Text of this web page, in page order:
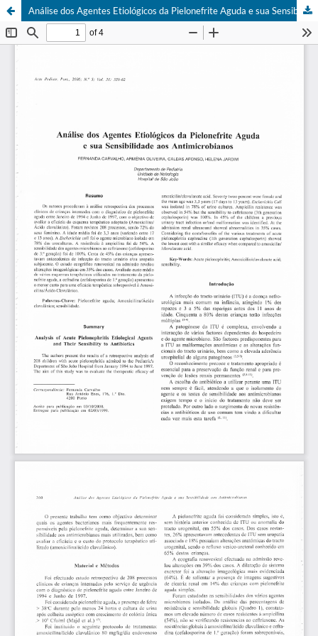
Análise dos Agentes Etiológicos da Pielonefrite Aguda e sua Sensibilidade aos Antimicrobianos